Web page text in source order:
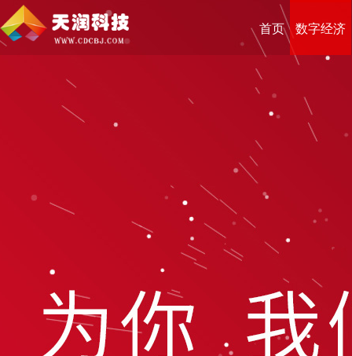
首页 数字经济